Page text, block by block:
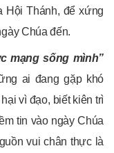
Hội Thánh, để xứng
Chúa đến.
mạng sống mình”
ai đang gặp khó
vì đạo, biết kiên trì
tin vào ngày Chúa
vui chân thực là